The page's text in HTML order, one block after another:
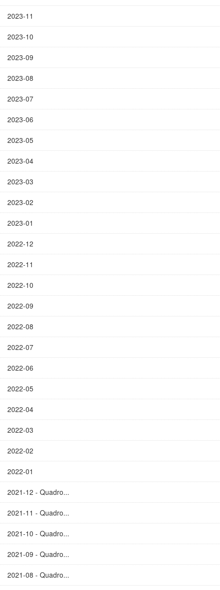
2023-11
2023-10
2023-09
2023-08
2023-07
2023-06
2023-05
2023-04
2023-03
2023-02
2023-01
2022-12
2022-11
2022-10
2022-09
2022-08
2022-07
2022-06
2022-05
2022-04
2022-03
2022-02
2022-01
2021-12 - Quadro...
2021-11 - Quadro...
2021-10 - Quadro...
2021-09 - Quadro...
2021-08 - Quadro...